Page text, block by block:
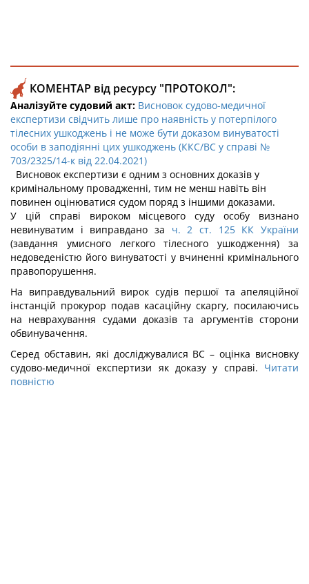
КОМЕНТАР від ресурсу "ПРОТОКОЛ":
Аналізуйте судовий акт: Висновок судово-медичної
експертизи свідчить лише про наявність у потерпілого
тілесних ушкоджень і не може бути доказом винуватості
особи в заподіянні цих ушкоджень (ККС/ВС у справі №
703/2325/14-к від 22.04.2021)
Висновок експертизи є одним з основних доказів у
кримінальному провадженні, тим не менш навіть він
повинен оцінюватися судом поряд з іншими доказами.
У цій справі вироком місцевого суду особу визнано
невинуватим і виправдано за ч. 2 ст. 125 КК України
(завдання умисного легкого тілесного ушкодження) за
недоведеністю його винуватості у вчиненні кримінального
правопорушення.
На виправдувальний вирок судів першої та апеляційної
інстанцій прокурор подав касаційну скаргу, посилаючись
на неврахування судами доказів та аргументів сторони
обвинувачення.
Серед обставин, які досліджувалися ВС – оцінка висновку
судово-медичної експертизи як доказу у справі. Читати
повністю